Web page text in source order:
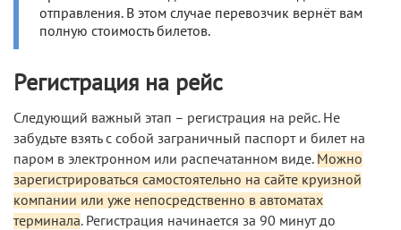
отправления. В этом случае перевозчик вернёт вам
полную стоимость билетов.
Регистрация на рейс
Следующий важный этап – регистрация на рейс. Не
забудьте взять с собой заграничный паспорт и билет на
паром в электронном или распечатанном виде. Можно
зарегистрироваться самостоятельно на сайте круизной
компании или уже непосредственно в автоматах
терминала. Регистрация начинается за 90 минут до